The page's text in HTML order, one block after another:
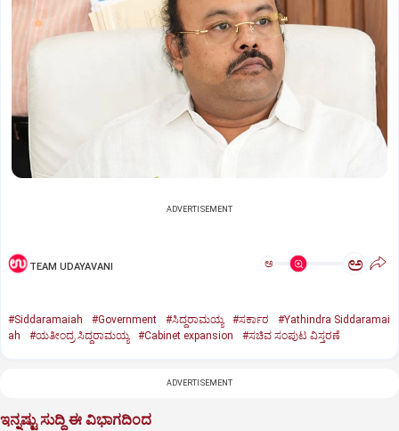
ADVERTISEMENT
TEAM UDAYAVANI ಅ ಅ
#Siddaramaiah #Government #ಸಿದ್ದರಾಮಯ್ಯ #ಸರ್ಕಾರ
#Yathindra Siddaramai
ah
#ಯತೀಂದ್ರ ಸಿದ್ದರಾಮಯ್ಯ #Cabinet expansion #ಸಚಿವ ಸಂಪುಟ ವಿಸ್ತರಣೆ
ADVERTISEMENT
ಇನ್ನಷ್ಟು ಸುದ್ದಿ ಈ ವಿಭಾಗದಿಂದ